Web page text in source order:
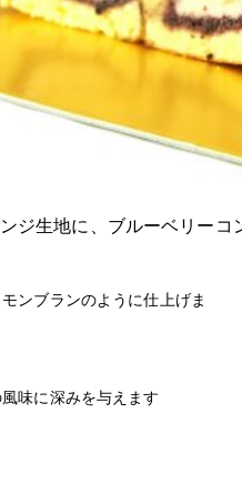
ジ生地に、ブルーベリーコ
ンブランのように仕上げま
味に深みを与えます